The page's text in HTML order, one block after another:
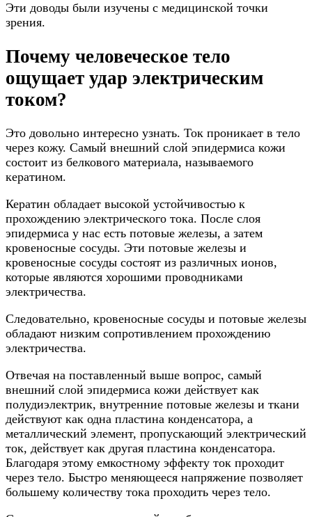
Эти доводы были изучены с медицинской точки
зрения.
Почему человеческое тело
ощущает удар электрическим
током?
Это довольно интересно узнать. Ток проникает в тело
через кожу. Самый внешний слой эпидермиса кожи
состоит из белкового материала, называемого
кератином.
Кератин обладает высокой устойчивостью к
прохождению электрического тока. После слоя
эпидермиса у нас есть потовые железы, а затем
кровеносные сосуды. Эти потовые железы и
кровеносные сосуды состоят из различных ионов,
которые являются хорошими проводниками
электричества.
Следовательно, кровеносные сосуды и потовые железы
обладают низким сопротивлением прохождению
электричества.
Отвечая на поставленный выше вопрос, самый
внешний слой эпидермиса кожи действует как
полудиэлектрик, внутренние потовые железы и ткани
действуют как одна пластина конденсатора, а
металлический элемент, пропускающий электрический
ток, действует как другая пластина конденсатора.
Благодаря этому емкостному эффекту ток проходит
через тело. Быстро меняющееся напряжение позволяет
большему количеству тока проходить через тело.